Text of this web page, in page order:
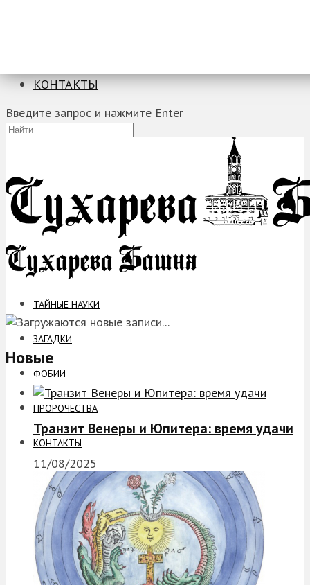
КОНТАКТЫ
Введите запрос и нажмите Enter
ТАЙНЫЕ НАУКИ
ЗАГАДКИ
ФОБИИ
ПРОРОЧЕСТВА
КОНТАКТЫ
Новые
Транзит Венеры и Юпитера: время удачи
11/08/2025